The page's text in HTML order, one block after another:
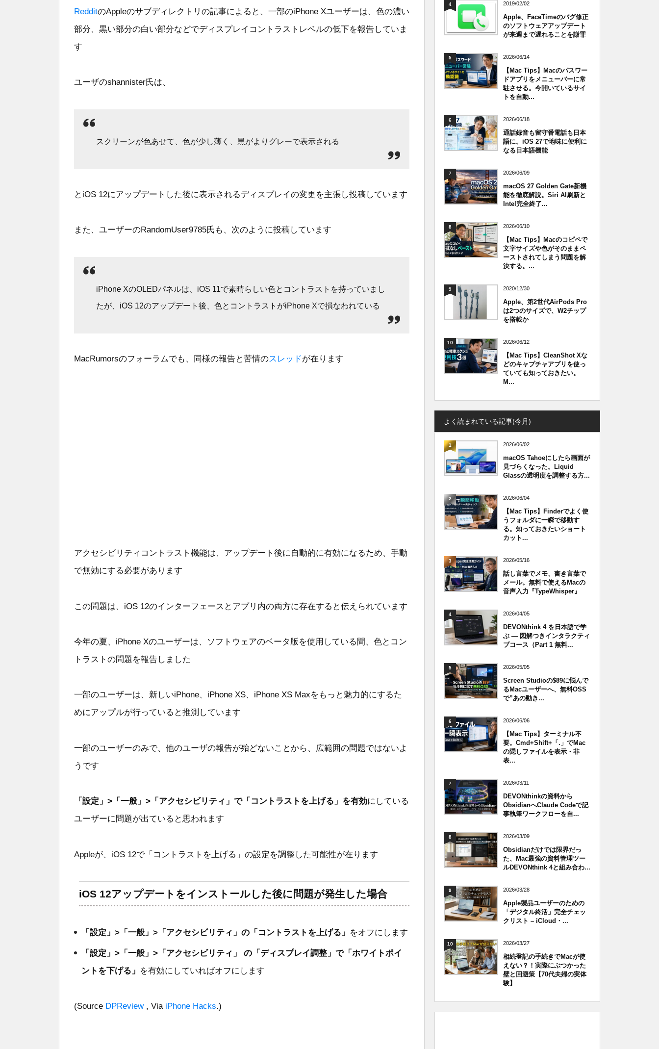
RedditのAppleのサブディレクトリの記事によると、一部のiPhone Xユーザーは、色の濃い
部分、黒い部分の白い部分などでディスプレイコントラストレベルの低下を報告していま
す
ユーザのshannister氏は、
スクリーンが色あせて、色が少し薄く、黒がよりグレーで表示される
とiOS 12にアップデートした後に表示されるディスプレイの変更を主張し投稿しています
また、ユーザーのRandomUser9785氏も、次のように投稿しています
iPhone XのOLEDパネルは、iOS 11で素晴らしい色とコントラストを持っていまし
たが、iOS 12のアップデート後、色とコントラストがiPhone Xで損なわれている
MacRumorsのフォーラムでも、同様の報告と苦情のスレッドが在ります
アクセシビリティコントラスト機能は、アップデート後に自動的に有効になるため、手動
で無効にする必要があります
この問題は、iOS 12のインターフェースとアプリ内の両方に存在すると伝えられています
今年の夏、iPhone Xのユーザーは、ソフトウェアのベータ版を使用している間、色とコン
トラストの問題を報告しました
一部のユーザーは、新しいiPhone、iPhone XS、iPhone XS Maxをもっと魅力的にするた
めにアップルが行っていると推測しています
一部のユーザーのみで、他のユーザの報告が殆どないことから、広範囲の問題ではないよ
うです
「設定」>「一般」>「アクセシビリティ」で「コントラストを上げる」を有効にしている
ユーザーに問題が出ていると思われます
Appleが、iOS 12で「コントラストを上げる」の設定を調整した可能性が在ります
iOS 12アップデートをインストールした後に問題が発生した場合
「設定」>「一般」>「アクセシビリティ」の「コントラストを上げる」 をオフにします
「設定」>「一般」>「アクセシビリティ」 の「ディスプレイ調整」で「ホワイトポイ
ントを下げる」 を有効にしていればオフにします
(Source DPReview, Via iPhone Hacks.)
4 2019/02/02
Apple、FaceTimeのバグ修正
のソフトウェアアップデート
が来週まで遅れることを謝罪
5 2026/06/14
【Mac Tips】Macのパスワー
ドアプリをメニューバーに常
駐させる。今開いているサイ
トを自動...
6 2026/06/18
通話録音も留守番電話も日本
語に。iOS 27で地味に便利に
なる日本語機能
7 2026/06/09
macOS 27 Golden Gate新機
能を徹底解説。Siri AI刷新と
Intel完全終了...
8 2026/06/10
【Mac Tips】Macのコピペで
文字サイズや色がそのままペ
ーストされてしまう問題を解
決する。...
9 2020/12/30
Apple、第2世代AirPods Pro
は2つのサイズで、W2チップ
を搭載か
10 2026/06/12
【Mac Tips】CleanShot Xな
どのキャプチャアプリを使っ
ていても知っておきたい。
M...
よく読まれている記事(今月)
1 2026/06/02
macOS Tahoeにしたら画面が
見づらくなった。Liquid
Glassの透明度を調整する方...
2 2026/06/04
【Mac Tips】Finderでよく使
うフォルダに一瞬で移動す
る。知っておきたいショート
カット...
3 2026/05/16
話し言葉でメモ、書き言葉で
メール。無料で使えるMacの
音声入力『TypeWhisper』
4 2026/04/05
DEVONthink 4 を日本語で学
ぶ — 図解つきインタラクティ
ブコース（Part 1 無料...
5 2026/05/05
Screen Studioの$89に悩んで
るMacユーザーへ、無料OSS
で”あの動き...
6 2026/06/06
【Mac Tips】ターミナル不
要。Cmd+Shift+「.」でMac
の隠しファイルを表示・非
表...
7 2026/03/11
DEVONthinkの資料から
ObsidianへClaude Codeで記
事執筆ワークフローを自...
8 2026/03/09
Obsidianだけでは限界だっ
た、Mac最強の資料管理ツー
ルDEVONthink 4と組み合わ...
9 2026/03/28
Apple製品ユーザーのための
「デジタル終活」完全チェッ
クリスト – iCloud・...
10 2026/03/27
相続登記の手続きでMacが使
えない？！実際にぶつかった
壁と回避策【70代夫婦の実体
験】